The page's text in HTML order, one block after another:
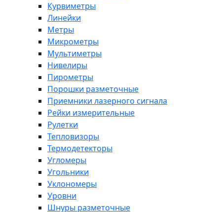
Курвиметры
Линейки
Метры
Микрометры
Мультиметры
Нивелиры
Пирометры
Порошки разметочные
Приемники лазерного сигнала
Рейки измерительные
Рулетки
Тепловизоры
Термодетекторы
Угломеры
Угольники
Уклономеры
Уровни
Шнуры разметочные